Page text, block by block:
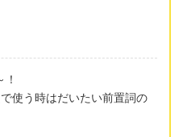
使う時はだいたい前置詞の